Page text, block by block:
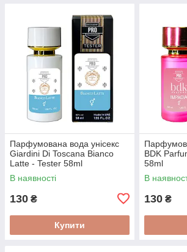
Парфумована вода унісекс
Giardini Di Toscana Bianco
Latte - Tester 58ml
В наявності
130 ₴
Купити
BDK
58ml
В
130 ₴